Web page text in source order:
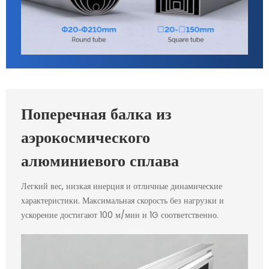
Поперечная балка из
аэрокосмического
алюминиевого сплава
Легкий вес, низкая инерция и отличные динамические
характеристики. Максимальная скорость без нагрузки и
ускорение достигают 100 м/мин и 1G соответственно.